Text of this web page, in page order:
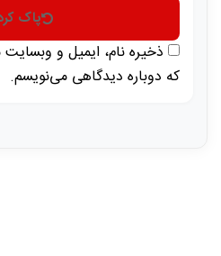
پاک
ذخیره نام، ایمیل و وبسایت
که دوباره دیدگاهی می‌نویسم.